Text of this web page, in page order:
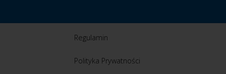
Regulamin
Polityka Prywatności